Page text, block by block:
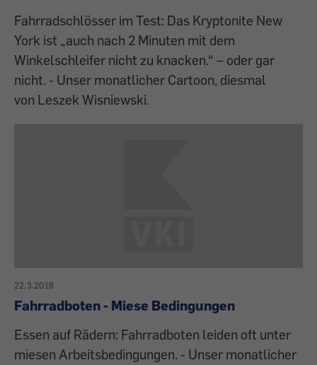
Fahrradschlösser im Test: Das Kryptonite New
York ist „auch nach 2 Minuten mit dem
Winkelschleifer nicht zu knacken.“ – oder gar
nicht. - Unser monatlicher Cartoon, diesmal
von Leszek Wisniewski.
22.3.2018
Fahrradboten - Miese Bedingungen
Essen auf Rädern: Fahrradboten leiden oft unter
miesen Arbeitsbedingungen. - Unser monatlicher